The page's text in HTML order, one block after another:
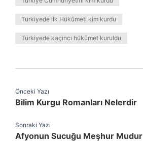
Türkiyede ilk Hükûmeti kim kurdu
Türkiyede kaçıncı hükümet kuruldu
Önceki Yazı
Bilim Kurgu Romanları Nelerdir
Sonraki Yazı
Afyonun Sucuğu Meşhur Mudur